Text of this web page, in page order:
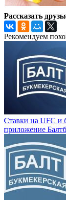
Рассказать
Рекомендуем
Ставки на UFC и
приложение